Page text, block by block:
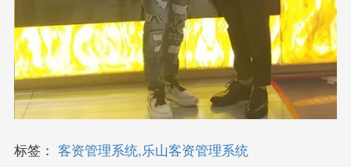
标签： 客资管理系统,乐山客资管理系统